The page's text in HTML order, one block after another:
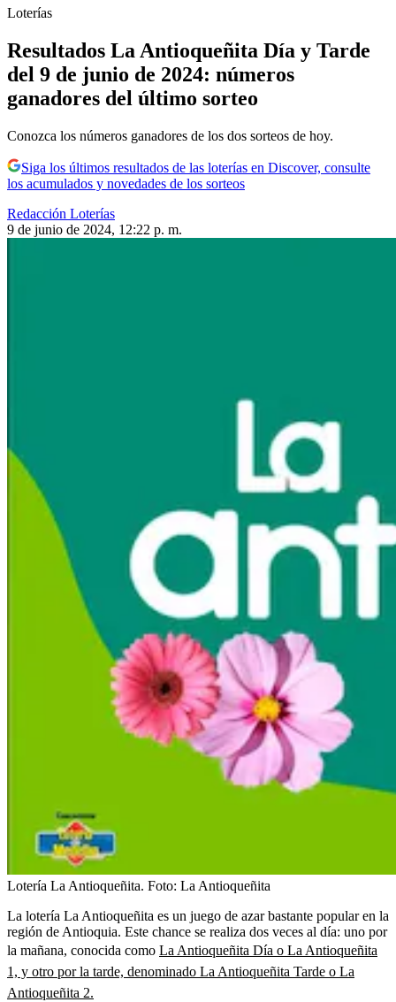
Loterías
Resultados La Antioqueñita Día y Tarde
del 9 de junio de 2024: números
ganadores del último sorteo
Conozca los números ganadores de los dos sorteos de hoy.
Siga los últimos resultados de las loterías en Discover, consulte
los acumulados y novedades de los sorteos
Redacción Loterías
9 de junio de 2024, 12:22 p. m.
Lotería La Antioqueñita. Foto: La Antioqueñita
La lotería La Antioqueñita es un juego de azar bastante popular en la
región de Antioquia. Este chance se realiza dos veces al día: uno por
la mañana, conocida como La Antioqueñita Día o La Antioqueñita
1, y otro por la tarde, denominado La Antioqueñita Tarde o La
Antioqueñita 2.